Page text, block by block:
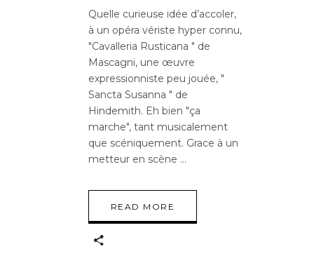
Quelle curieuse idée d’accoler,
à un opéra vériste hyper connu,
"Cavalleria Rusticana " de
Mascagni, une œuvre
expressionniste peu jouée, "
Sancta Susanna " de
Hindemith. Eh bien "ça
marche", tant musicalement
que scéniquement. Grace à un
metteur en scène
READ MORE